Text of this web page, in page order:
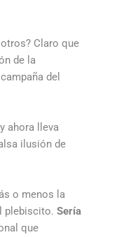
Claro que
de la
del
ahora lleva
ilusión de
o menos la
plebiscito. Sería
que